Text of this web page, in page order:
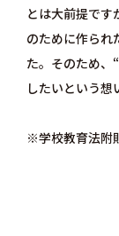
とは大前提です
のために作られ
た。そのため、
したいという想
※学校教育法附